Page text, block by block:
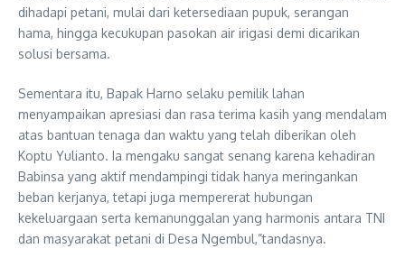
dihadapi petani, mulai dari ketersediaan pupuk, serangan
hama, hingga kecukupan pasokan air irigasi demi dicarikan
solusi bersama.
Sementara itu, Bapak Harno selaku pemilik lahan
menyampaikan apresiasi dan rasa terima kasih yang mendalam
atas bantuan tenaga dan waktu yang telah diberikan oleh
Koptu Yulianto. Ia mengaku sangat senang karena kehadiran
Babinsa yang aktif mendampingi tidak hanya meringankan
beban kerjanya, tetapi juga mempererat hubungan
kekeluargaan serta kemanunggalan yang harmonis antara TNI
dan masyarakat petani di Desa Ngembul,”tandasnya.